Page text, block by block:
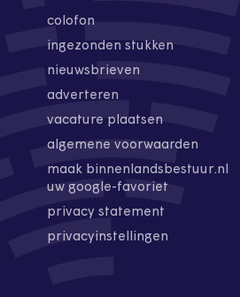
colofon
ingezonden stukken
nieuwsbrieven
adverteren
vacature plaatsen
algemene voorwaarden
maak binnenlandsbestuur.nl
uw google-favoriet
privacy statement
privacyinstellingen